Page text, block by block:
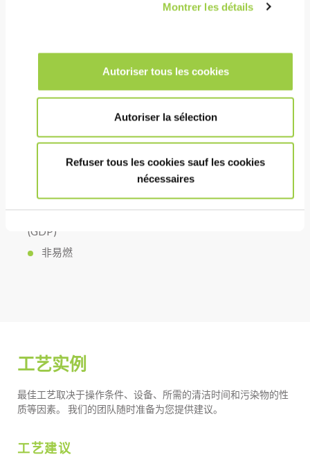
Montrer les détails
Autoriser tous les cookies
Autoriser la sélection
Refuser tous les cookies sauf les cookies
nécessaires
在设备中连续回收以实现较长的清洗寿命
可回收再利用
相对较高的沸点降低了溶剂拖曳的风险，因此限制了
健康安全环境
(GDP)
非易燃
工艺实例
最佳工艺取决于操作条件、设备、所需的清洁时间和污染物的性
质等因素。 我们的团队随时准备为您提供建议。
工艺建议